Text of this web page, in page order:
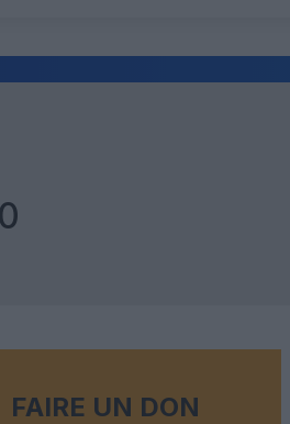
Hôtellerie
FAIRE UN DON